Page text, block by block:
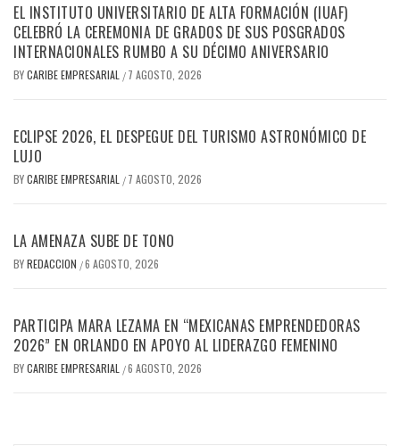
EL INSTITUTO UNIVERSITARIO DE ALTA FORMACIÓN (IUAF)
CELEBRÓ LA CEREMONIA DE GRADOS DE SUS POSGRADOS
INTERNACIONALES RUMBO A SU DÉCIMO ANIVERSARIO
BYCARIBE EMPRESARIAL / 7 AGOSTO, 2026
ECLIPSE 2026, EL DESPEGUE DEL TURISMO ASTRONÓMICO DE
LUJO
BYCARIBE EMPRESARIAL / 7 AGOSTO, 2026
LA AMENAZA SUBE DE TONO
BYREDACCION /6 AGOSTO, 2026
PARTICIPA MARA LEZAMA EN “MEXICANAS EMPRENDEDORAS
2026” EN ORLANDO EN APOYO AL LIDERAZGO FEMENINO
BYCARIBE EMPRESARIAL /6 AGOSTO, 2026